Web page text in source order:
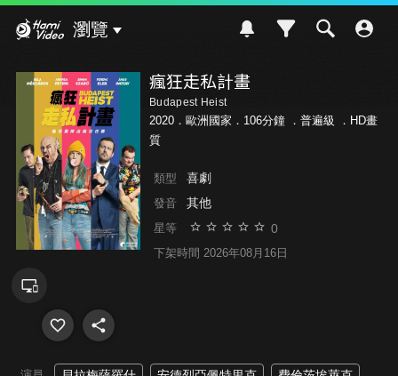
瀏覽
瘋狂走私計畫
Budapest Heist
2020．歐洲國家．106分鐘 ． 普遍級
．HD畫
質
類型 喜劇
發音 其他
星等 0
下架時間 2026年08月16日